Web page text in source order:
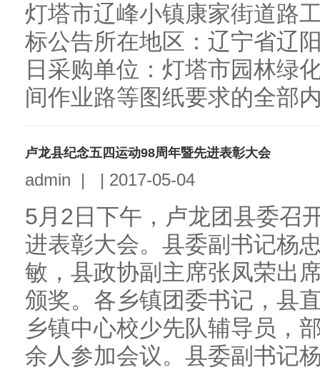
灯塔市辽峰小镇康家街道路
标公告所在地区：辽宁省辽
日采购单位：灯塔市园林绿
间作业路等图纸要求的全部
卢龙县纪念五四运动98周年暨先进表彰大会
admin | | 2017-05-04
5月2日下午，卢龙团县委召
进表彰大会。县委副书记杨
敏，县政协副主席张凤荣出
颁奖。各乡镇团委书记，县
乡镇中心校少先队辅导员，
余人参加会议。县委副书记